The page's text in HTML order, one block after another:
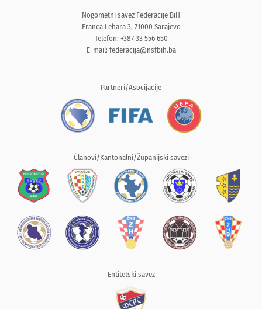
Nogometni savez Federacije BiH
Franca Lehara 3, 71000 Sarajevo
Telefon: +387 33 556 650
E-mail: federacija@nsfbih.ba
Partneri/Asocijacije
Članovi/Kantonalni/Županijski savezi
Entitetski savez